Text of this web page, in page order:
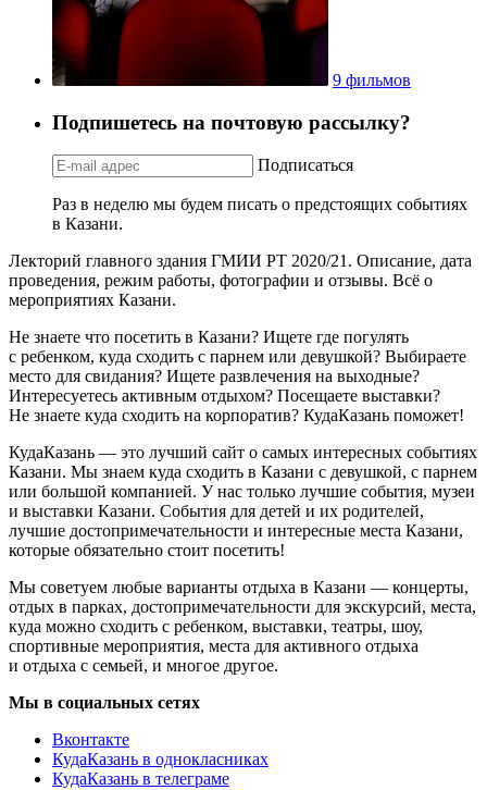
9 фильмов
Подпишетесь на почтовую рассылку?
Подписаться
Раз в неделю мы будем писать о предстоящих событиях
в Казани.
Лекторий главного здания ГМИИ РТ 2020/21. Описание, дата
проведения, режим работы, фотографии и отзывы. Всё о
мероприятиях Казани.
Не знаете что посетить в Казани? Ищете где погулять
с ребенком, куда сходить с парнем или девушкой? Выбираете
место для свидания? Ищете развлечения на выходные?
Интересуетесь активным отдыхом? Посещаете выставки?
Не знаете куда сходить на корпоратив? КудаКазань поможет!
КудаКазань — это лучший сайт о самых интересных событиях
Казани. Мы знаем куда сходить в Казани с девушкой, с парнем
или большой компанией. У нас только лучшие события, музеи
и выставки Казани. События для детей и их родителей,
лучшие достопримечательности и интересные места Казани,
которые обязательно стоит посетить!
Мы советуем любые варианты отдыха в Казани — концерты,
отдых в парках, достопримечательности для экскурсий, места,
куда можно сходить с ребенком, выставки, театры, шоу,
спортивные мероприятия, места для активного отдыха
и отдыха с семьей, и многое другое.
Мы в социальных сетях
Вконтакте
КудаКазань в однокласниках
КудаКазань в телеграме